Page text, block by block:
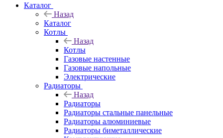
Каталог
Назад
Каталог
Котлы
Назад
Котлы
Газовые настенные
Газовые напольные
Электрические
Радиаторы
Назад
Радиаторы
Радиаторы стальные панельные
Радиаторы алюминиевые
Радиаторы биметаллические